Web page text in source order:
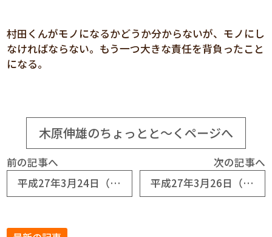
村田くんがモノになるかどうか分からないが、モノにし
なければならない。もう一つ大きな責任を背負ったこと
になる。
木原伸雄のちょっとと～くページへ
前の記事へ
平成27年3月24日（№6669） 入社前研修・その二
次の記事へ
平成27年3月26日（№6671） 代表取締役